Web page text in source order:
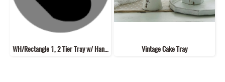
WH/Rectangle 1, 2 Tier Tray w/ Handle Vintage Cake Tray